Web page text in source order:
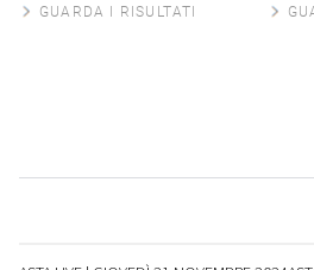
GUARDA I RISULTATI